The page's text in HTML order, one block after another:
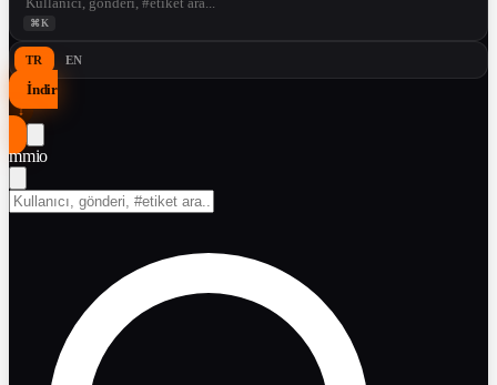
⌘K
TR EN
İndir
↓
mmio